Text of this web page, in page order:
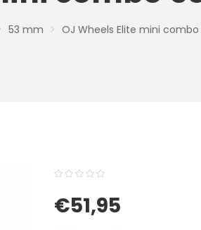
53 mm OJ Wheels Elite mini combo
out
€51,95